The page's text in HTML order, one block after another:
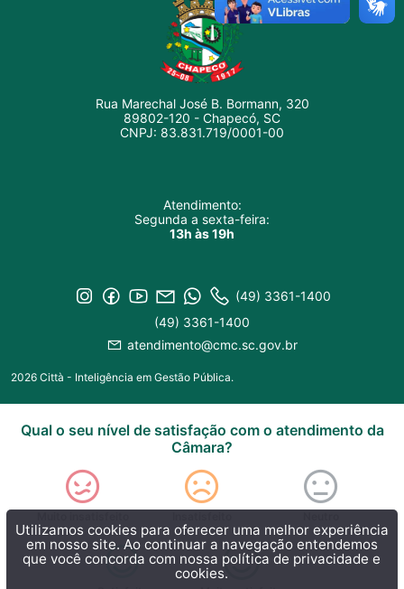
Rua Marechal José B. Bormann, 320
89802-120 - Chapecó, SC
CNPJ: 83.831.719/0001-00
Atendimento:
Segunda a sexta-feira:
13h às 19h
(49) 3361-1400
(49) 3361-1400
atendimento@cmc.sc.gov.br
2026 Città - Inteligência em Gestão Pública.
Utilizamos cookies para oferecer uma melhor experiência
em nosso site. Ao continuar a navegação entendemos
que você concorda com nossa política de privacidade e
cookies.
Qual o seu nível de satisfação com o atendimento da
Câmara?